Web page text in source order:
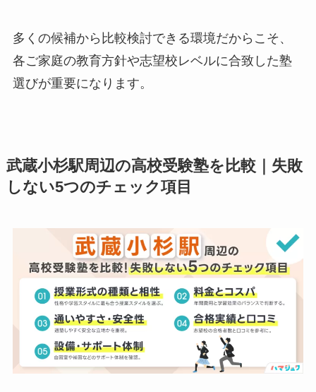
多くの候補から比較検討できる環境だからこそ、
各ご家庭の教育方針や志望校レベルに合致した塾
選びが重要になります。
武蔵小杉駅周辺の高校受験塾を比較｜失敗
しない5つのチェック項目